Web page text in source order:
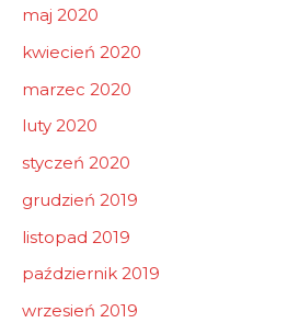
maj 2020
kwiecień 2020
marzec 2020
luty 2020
styczeń 2020
grudzień 2019
listopad 2019
październik 2019
wrzesień 2019